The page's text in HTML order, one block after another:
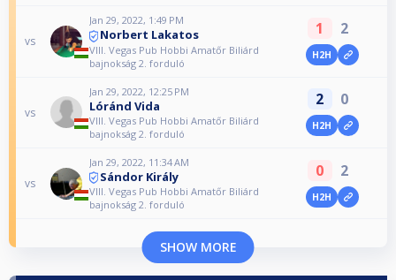
vs
Jan 29, 2022, 1:49 PM
Norbert Lakatos
VIII. Vegas Pub Hobbi Amatőr Biliárd
bajnokság 2. forduló
1 2
H2H
vs
Jan 29, 2022, 12:25 PM
Lóránd Vida
VIII. Vegas Pub Hobbi Amatőr Biliárd
bajnokság 2. forduló
2 0
H2H
vs
Jan 29, 2022, 11:34 AM
Sándor Király
VIII. Vegas Pub Hobbi Amatőr Biliárd
bajnokság 2. forduló
0 2
H2H
SHOW MORE